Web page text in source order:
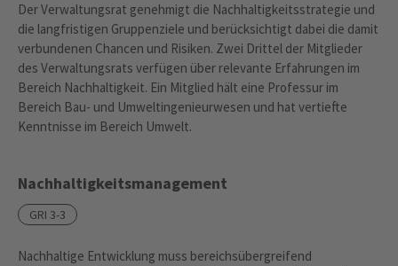
Der Verwaltungsrat genehmigt die Nachhaltigkeitsstrategie und
die langfristigen Gruppenziele und berücksichtigt dabei die damit
verbundenen Chancen und Risiken. Zwei Drittel der Mitglieder
des Verwaltungsrats verfügen über relevante Erfahrungen im
Bereich Nachhaltigkeit. Ein Mitglied hält eine Professur im
Bereich Bau- und Umweltingenieurwesen und hat vertiefte
Kenntnisse im Bereich Umwelt.
Nachhaltigkeitsmanagement
GRI 3-3
Nachhaltige Entwicklung muss bereichsübergreifend